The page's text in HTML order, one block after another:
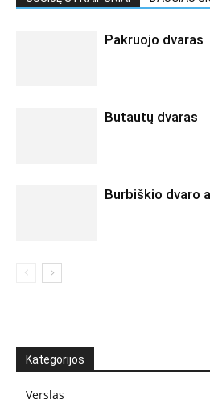
Pakruojo dvaras
Butautų dvaras
Burbiškio dvaro
Kategorijos
Verslas